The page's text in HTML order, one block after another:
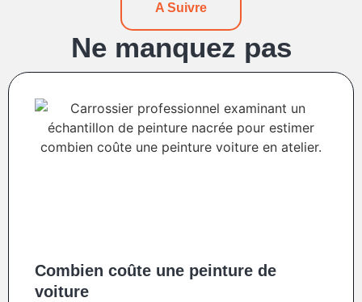
A Suivre
Ne manquez pas
Combien coûte une peinture de
voiture